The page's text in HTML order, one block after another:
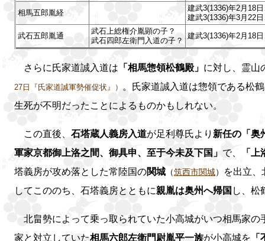
相馬五郎胤経
建武3(1336)年2月18
建武3(1336)年3月22
武石五郎胤通
武石上総権介胤顕の子？
武石四郎左衛門入道の子？
建武3(1336)年2月18
さらに氏家道誠入道は 「相馬惣領松鶴殿」 に対し、霊山
27日『氏家道誠軍勢催促状』）
。氏家道誠入道は惣領である松
生死が不明だったことによるものかもしれない。
この直後、 石塔蔵人義房入道が足利尊氏より 新任の「奥
軍家京都御上洛之間、御具申、至于今未及下国」 で、
「
塔義房が攻め落とした常陸国の関城 （筑西市関城）
を出立、
してこののち、石塔義房とともに親胤は奥州へ帰国 し、松
北畠勢によって乗っ取られていた小高城がいつ相馬家
家と対立していた相馬六郎左衛門尉胤平一族が小高城を